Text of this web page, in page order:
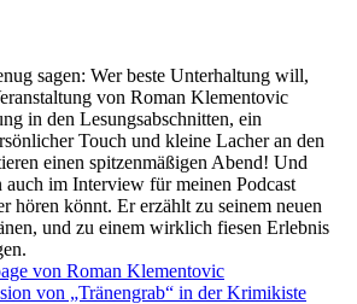
sagen: Wer beste Unterhaltung will,
von Roman Klementovic
in den Lesungsabschnitten, ein
Touch und kleine Lacher an den
einen spitzenmäßigen Abend! Und
auch im Interview für meinen Podcast
hören könnt. Er erzählt zu seinem neuen
und zu einem wirklich fiesen Erlebnis
von Roman Klementovic
von „Tränengrab“ in der Krimikiste